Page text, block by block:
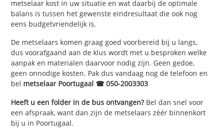
metselaar kost in uw situatie en wat daarbij de optimale
balans is tussen het gewenste eindresultaat die ook nog
eens budgetvriendelijk is.
De metselaars komen graag goed voorbereid bij u langs,
dus voorafgaand aan de klus wordt met u besproken welke
aanpak en materialen daarvoor nodig zijn. Geen gedoe,
geen onnodige kosten. Pak dus vandaag nog de telefoon en
bel metselaar Poortugaal ☎ 050-2003303
Heeft u een folder in de bus ontvangen?Bel dan snel voor
een afspraak, want dan zijn de metselaars zéér binnenkort
bij u in Poortugaal.